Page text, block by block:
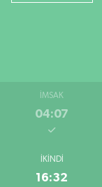
İMSAK
04:07
İKINDI
16:32